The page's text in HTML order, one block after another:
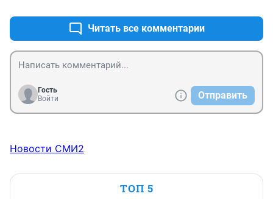
Читать все комментарии
Гость
Войти
Отправить
Новости СМИ2
ТОП 5